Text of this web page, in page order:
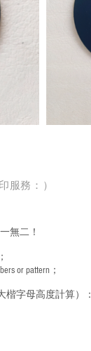
服務：）
無二！
or pattern；
楷字母高度計算）：